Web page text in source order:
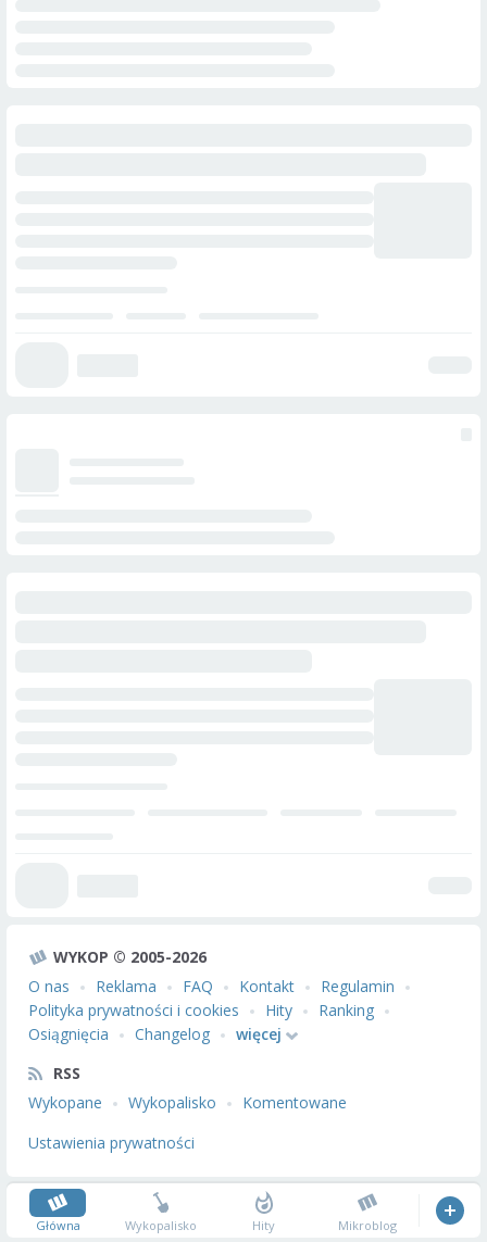
WYKOP © 2005-2026
O nas
Reklama FAQ Kontakt
Regulamin
Polityka prywatności i cookies
Hity
Ranking
Osiągnięcia
Changelog
więcej
RSS
Wykopane
Wykopalisko
Komentowane
Ustawienia prywatności
Główna Wykopalisko Hity Mikroblog